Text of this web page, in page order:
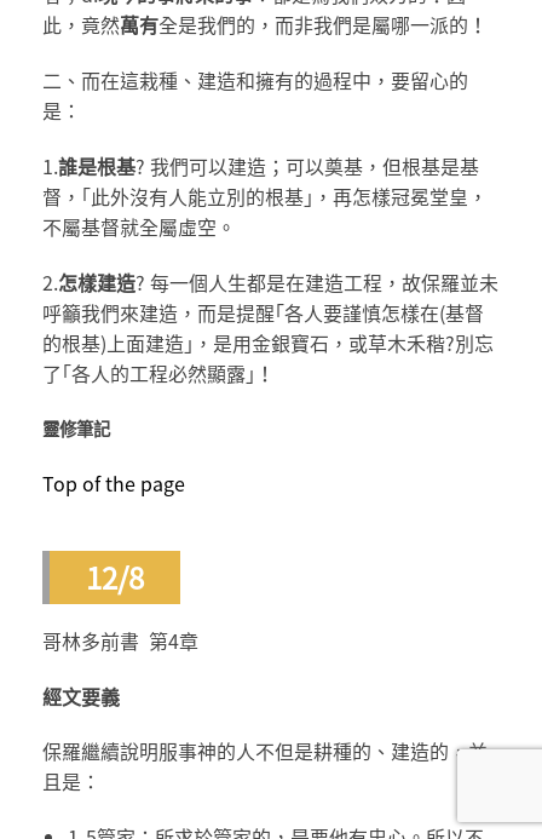
此，竟然萬有全是我們的，而非我們是屬哪一派的！
二、而在這栽種、建造和擁有的過程中，要留心的
是：
1.誰是根基? 我們可以建造；可以奠基，但根基是基
督，｢此外沒有人能立別的根基｣，再怎樣冠冕堂皇，
不屬基督就全屬虛空。
2.怎樣建造? 每一個人生都是在建造工程，故保羅並未
呼籲我們來建造，而是提醒｢各人要謹慎怎樣在(基督
的根基)上面建造｣，是用金銀寶石，或草木禾稭?別忘
了｢各人的工程必然顯露｣！
靈修筆記
Top of the page
12/8
哥林多前書 第4章
經文要義
保羅繼續說明服事神的人不但是耕種的、建造的，並
且是：